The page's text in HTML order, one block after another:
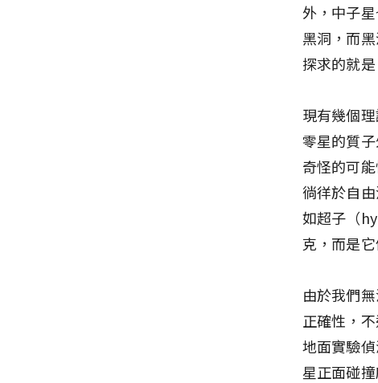
外，中子
黑洞，而
探求的就
現有幾個
零星的質
奇怪的可
徜徉於自
如超子（
克，而是
由於我們
正確性，
地面實驗
星正面碰